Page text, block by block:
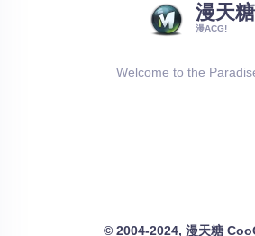
漫天糖
漫ACG!
Welcome to the
© 2004-2024, 漫天糖